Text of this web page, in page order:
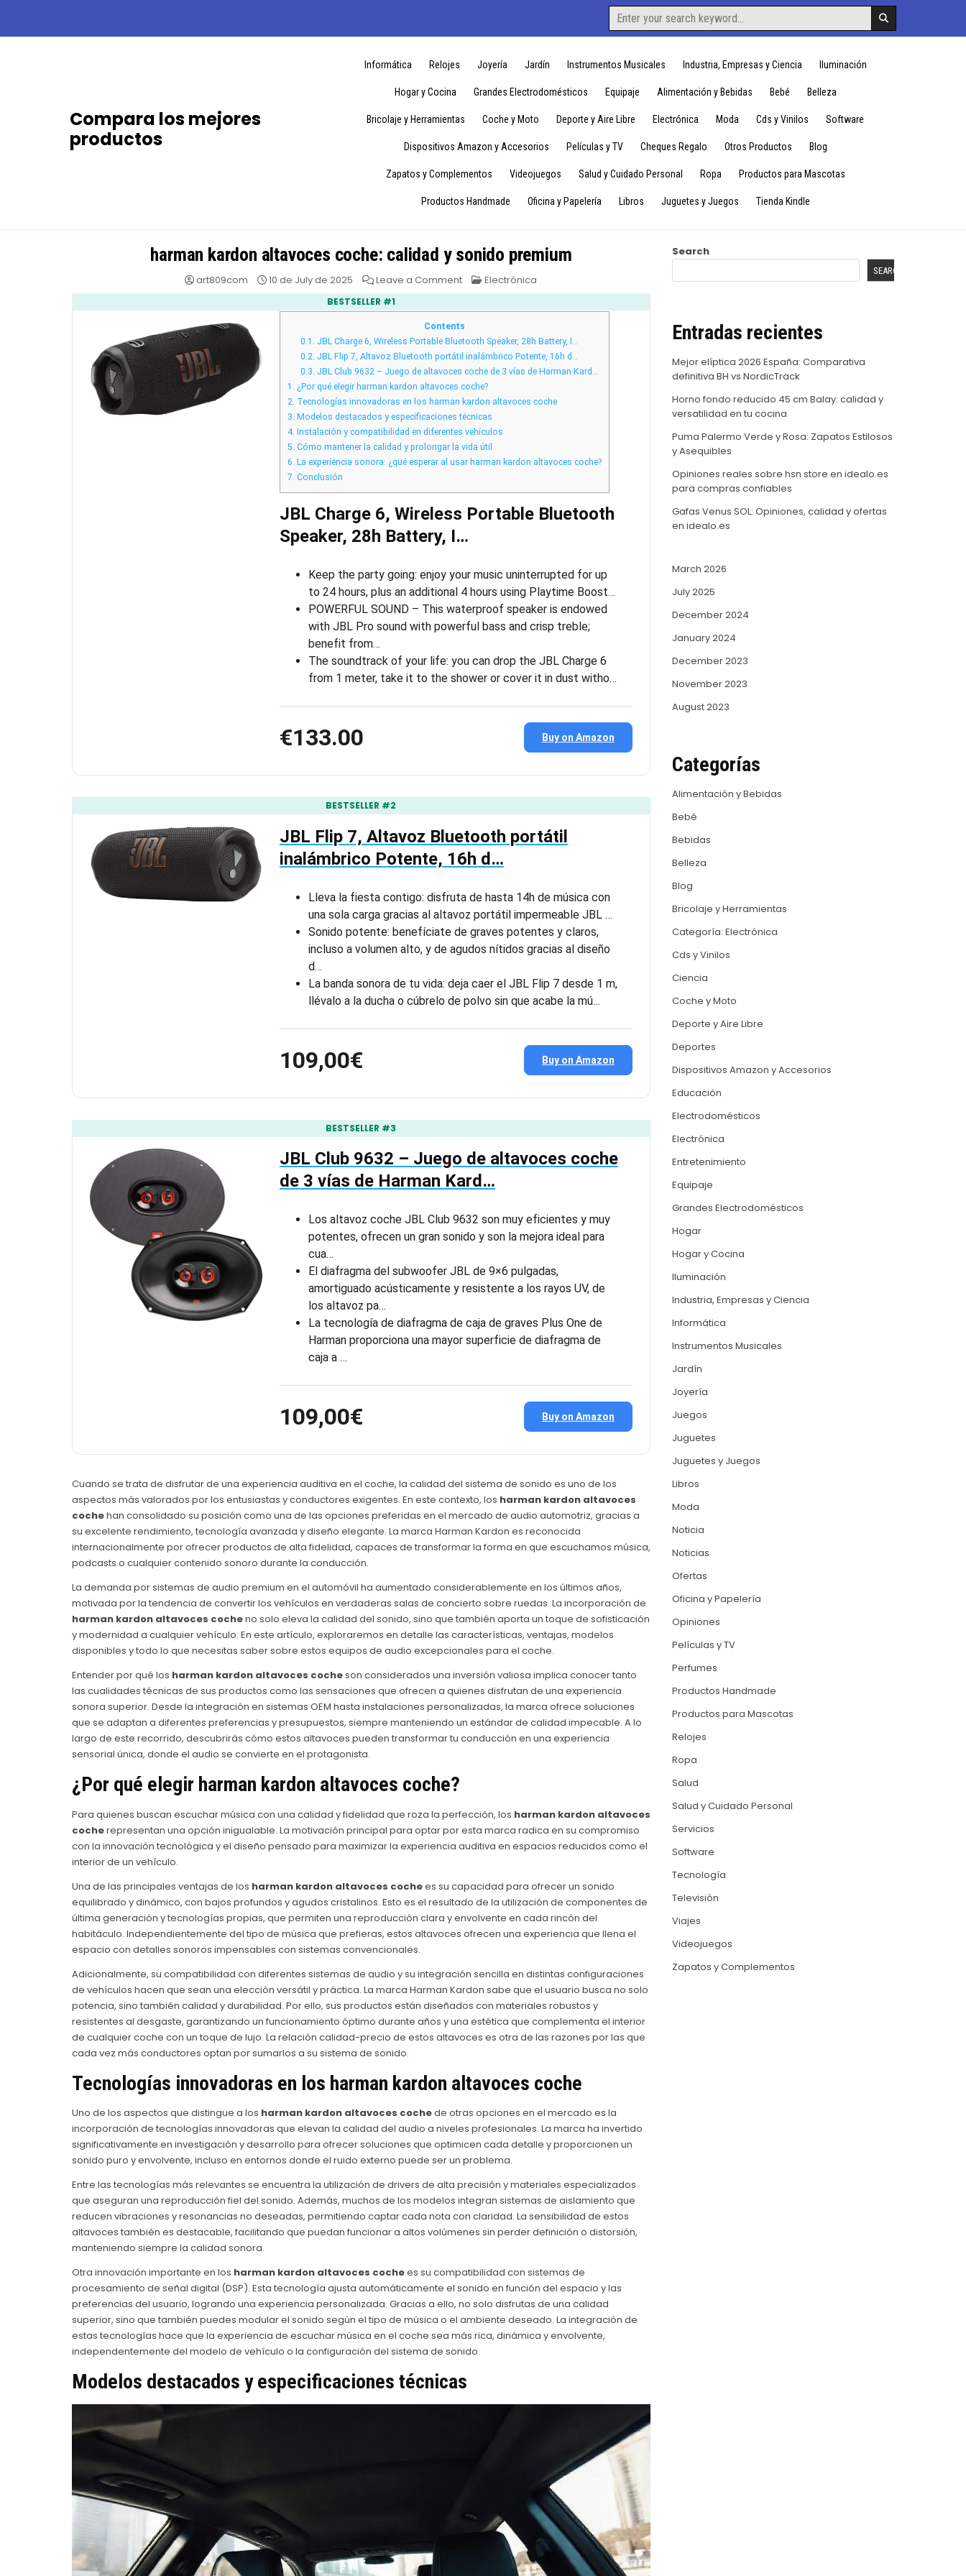
content
Search
for:
Compara los mejores
productos
Informática Relojes Joyería Jardín Instrumentos Musicales Industria, Empresas y Ciencia Iluminación
Hogar y Cocina Grandes Electrodomésticos Equipaje Alimentación y Bebidas Bebé Belleza
Bricolaje y Herramientas Coche y Moto Deporte y Aire Libre Electrónica Moda Cds y Vinilos Software
Dispositivos Amazon y Accesorios Películas y TV Cheques Regalo Otros Productos Blog
Zapatos y Complementos Videojuegos Salud y Cuidado Personal Ropa Productos para Mascotas
Productos Handmade Oficina y Papelería Libros Juguetes y Juegos Tienda Kindle
harman kardon altavoces coche: calidad y sonido premium
art809com 10 de July de 2025 Leave a Commenton
harman
kardon
altavoces
coche:
calidad
y
sonido
premium
Posted
Electrónica
BESTSELLER #1
Contents
0.1. JBL Charge 6, Wireless Portable Bluetooth Speaker, 28h Battery, I…
0.2. JBL Flip 7, Altavoz Bluetooth portátil inalámbrico Potente, 16h d…
0.3. JBL Club 9632 – Juego de altavoces coche de 3 vías de Harman Kard…
1. ¿Por qué elegir harman kardon altavoces coche?
2. Tecnologías innovadoras en los harman kardon altavoces coche
3. Modelos destacados y especificaciones técnicas
4. Instalación y compatibilidad en diferentes vehículos
5. Cómo mantener la calidad y prolongar la vida útil
6. La experiencia sonora: ¿qué esperar al usar harman kardon altavoces coche?
7. Conclusión
JBL Charge 6, Wireless Portable Bluetooth
Speaker, 28h Battery, I…
Keep the party going: enjoy your music uninterrupted for up
to 24 hours, plus an additional 4 hours using Playtime Boost…
POWERFUL SOUND – This waterproof speaker is endowed
with JBL Pro sound with powerful bass and crisp treble;
benefit from…
The soundtrack of your life: you can drop the JBL Charge 6
from 1 meter, take it to the shower or cover it in dust witho…
€133.00 Buy on Amazon
BESTSELLER #2
JBL Flip 7, Altavoz Bluetooth portátil
inalámbrico Potente, 16h d…
Lleva la fiesta contigo: disfruta de hasta 14h de música con
una sola carga gracias al altavoz portátil impermeable JBL …
Sonido potente: benefíciate de graves potentes y claros,
incluso a volumen alto, y de agudos nítidos gracias al diseño
d…
La banda sonora de tu vida: deja caer el JBL Flip 7 desde 1 m,
llévalo a la ducha o cúbrelo de polvo sin que acabe la mú…
109,00€ Buy on Amazon
BESTSELLER #3
JBL Club 9632 – Juego de altavoces coche
de 3 vías de Harman Kard…
Los altavoz coche JBL Club 9632 son muy eficientes y muy
potentes, ofrecen un gran sonido y son la mejora ideal para
cua…
El diafragma del subwoofer JBL de 9×6 pulgadas,
amortiguado acústicamente y resistente a los rayos UV, de
los altavoz pa…
La tecnología de diafragma de caja de graves Plus One de
Harman proporciona una mayor superficie de diafragma de
caja a …
109,00€ Buy on Amazon
Cuando se trata de disfrutar de una experiencia auditiva en el coche, la calidad del sistema de sonido es uno de los
aspectos más valorados por los entusiastas y conductores exigentes. En este contexto, los harman kardon altavoces
cochehan consolidado su posición como una de las opciones preferidas en el mercado de audio automotriz, gracias a
su excelente rendimiento, tecnología avanzada y diseño elegante. La marca Harman Kardon es reconocida
internacionalmente por ofrecer productos de alta fidelidad, capaces de transformar la forma en que escuchamos música,
podcasts o cualquier contenido sonoro durante la conducción.
La demanda por sistemas de audio premium en el automóvil ha aumentado considerablemente en los últimos años,
motivada por la tendencia de convertir los vehículos en verdaderas salas de concierto sobre ruedas. La incorporación de
harman kardon altavoces cocheno solo eleva la calidad del sonido, sino que también aporta un toque de sofisticación
y modernidad a cualquier vehículo. En este artículo, exploraremos en detalle las características, ventajas, modelos
disponibles y todo lo que necesitas saber sobre estos equipos de audio excepcionales para el coche.
Entender por qué los harman kardon altavoces cocheson considerados una inversión valiosa implica conocer tanto
las cualidades técnicas de sus productos como las sensaciones que ofrecen a quienes disfrutan de una experiencia
sonora superior. Desde la integración en sistemas OEM hasta instalaciones personalizadas, la marca ofrece soluciones
que se adaptan a diferentes preferencias y presupuestos, siempre manteniendo un estándar de calidad impecable. A lo
largo de este recorrido, descubrirás cómo estos altavoces pueden transformar tu conducción en una experiencia
sensorial única, donde el audio se convierte en el protagonista.
¿Por qué elegir harman kardon altavoces coche?
Para quienes buscan escuchar música con una calidad y fidelidad que roza la perfección, los harman kardon altavoces
cocherepresentan una opción inigualable. La motivación principal para optar por esta marca radica en su compromiso
con la innovación tecnológica y el diseño pensado para maximizar la experiencia auditiva en espacios reducidos como el
interior de un vehículo.
Una de las principales ventajas de los harman kardon altavoces cochees su capacidad para ofrecer un sonido
equilibrado y dinámico, con bajos profundos y agudos cristalinos. Esto es el resultado de la utilización de componentes de
última generación y tecnologías propias, que permiten una reproducción clara y envolvente en cada rincón del
habitáculo. Independientemente del tipo de música que prefieras, estos altavoces ofrecen una experiencia que llena el
espacio con detalles sonoros impensables con sistemas convencionales.
Adicionalmente, su compatibilidad con diferentes sistemas de audio y su integración sencilla en distintas configuraciones
de vehículos hacen que sean una elección versátil y práctica. La marca Harman Kardon sabe que el usuario busca no solo
potencia, sino también calidad y durabilidad. Por ello, sus productos están diseñados con materiales robustos y
resistentes al desgaste, garantizando un funcionamiento óptimo durante años y una estética que complementa el interior
de cualquier coche con un toque de lujo. La relación calidad-precio de estos altavoces es otra de las razones por las que
cada vez más conductores optan por sumarlos a su sistema de sonido.
Tecnologías innovadoras en los harman kardon altavoces coche
Uno de los aspectos que distingue a los harman kardon altavoces cochede otras opciones en el mercado es la
incorporación de tecnologías innovadoras que elevan la calidad del audio a niveles profesionales. La marca ha invertido
significativamente en investigación y desarrollo para ofrecer soluciones que optimicen cada detalle y proporcionen un
sonido puro y envolvente, incluso en entornos donde el ruido externo puede ser un problema.
Entre las tecnologías más relevantes se encuentra la utilización de drivers de alta precisión y materiales especializados
que aseguran una reproducción fiel del sonido. Además, muchos de los modelos integran sistemas de aislamiento que
reducen vibraciones y resonancias no deseadas, permitiendo captar cada nota con claridad. La sensibilidad de estos
altavoces también es destacable, facilitando que puedan funcionar a altos volúmenes sin perder definición o distorsión,
manteniendo siempre la calidad sonora.
Otra innovación importante en los harman kardon altavoces cochees su compatibilidad con sistemas de
procesamiento de señal digital (DSP). Esta tecnología ajusta automáticamente el sonido en función del espacio y las
preferencias del usuario, logrando una experiencia personalizada. Gracias a ello, no solo disfrutas de una calidad
superior, sino que también puedes modular el sonido según el tipo de música o el ambiente deseado. La integración de
estas tecnologías hace que la experiencia de escuchar música en el coche sea más rica, dinámica y envolvente,
independentemente del modelo de vehículo o la configuración del sistema de sonido.
Modelos destacados y especificaciones técnicas
Search
SEARCH
Entradas recientes
Mejor elíptica 2026 España: Comparativa
definitiva BH vs NordicTrack
Horno fondo reducido 45 cm Balay: calidad y
versatilidad en tu cocina
Puma Palermo Verde y Rosa: Zapatos Estilosos
y Asequibles
Opiniones reales sobre hsn store en idealo.es
para compras confiables
Gafas Venus SOL: Opiniones, calidad y ofertas
en idealo.es
March 2026
July 2025
December 2024
January 2024
December 2023
November 2023
August 2023
Categorías
Alimentación y Bebidas
Bebé
Bebidas
Belleza
Blog
Bricolaje y Herramientas
Categoría: Electrónica
Cds y Vinilos
Ciencia
Coche y Moto
Deporte y Aire Libre
Deportes
Dispositivos Amazon y Accesorios
Educación
Electrodomésticos
Electrónica
Entretenimiento
Equipaje
Grandes Electrodomésticos
Hogar
Hogar y Cocina
Iluminación
Industria, Empresas y Ciencia
Informática
Instrumentos Musicales
Jardín
Joyería
Juegos
Juguetes
Juguetes y Juegos
Libros
Moda
Noticia
Noticias
Ofertas
Oficina y Papelería
Opiniones
Películas y TV
Perfumes
Productos Handmade
Productos para Mascotas
Relojes
Ropa
Salud
Salud y Cuidado Personal
Servicios
Software
Tecnología
Televisión
Viajes
Videojuegos
Zapatos y Complementos